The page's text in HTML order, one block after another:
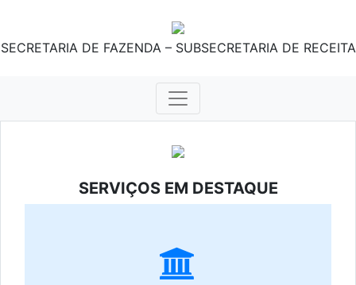
SECRETARIA DE FAZENDA – SUBSECRETARIA DE RECEITA
SERVIÇOS EM DESTAQUE